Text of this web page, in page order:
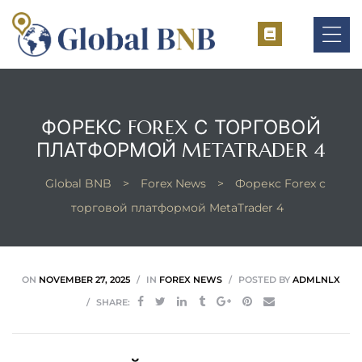
ФОРЕКС FOREX С ТОРГОВОЙ
ПЛАТФОРМОЙ METATRADER 4
Global BNB > Forex News >
Форекс Forex с
торговой платформой MetaTrader 4
ON NOVEMBER 27, 2025 IN FOREX NEWS POSTED BY ADMLNLX
SHARE: